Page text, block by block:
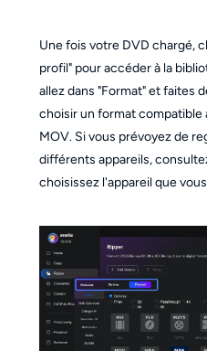
Une fois votre DVD chargé,
profil" pour accéder à la
allez dans "Format" et faites
choisir un format compatible
MOV. Si vous prévoyez de
différents appareils,
choisissez l'appareil que